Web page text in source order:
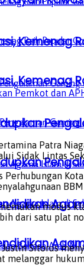
Kemenag
Kemenag
Pemkot dan
Patra
Sidak Lintas
Kota
modus
dari satu plat
Justin Sitorus
melanggar